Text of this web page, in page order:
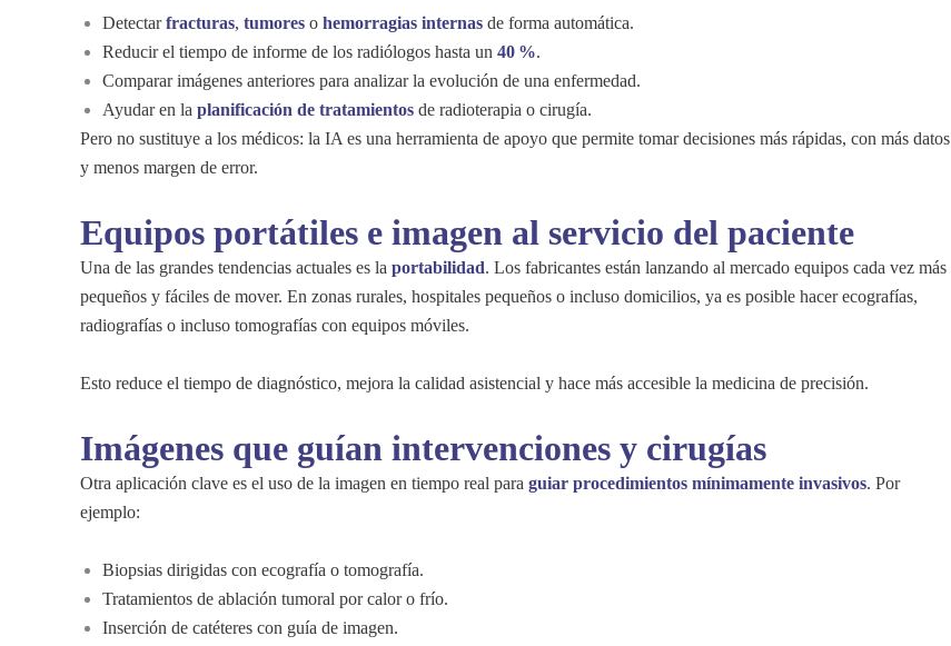
Detectarfracturas, tumores o hemorragias internas de forma automática.
Reducir el tiempo de informe de los radiólogos hasta un 40 %.
Comparar imágenes anteriores para analizar la evolución de una enfermedad.
Ayudar en la planificación de tratamientos de radioterapia o cirugía.
Pero no sustituye a los médicos: la IA es una herramienta de apoyo que permite tomar decisiones más rápidas, con más datos
y menos margen de error.
Equipos portátiles e imagen al servicio del paciente
Una de las grandes tendencias actuales es la portabilidad. Los fabricantes están lanzando al mercado equipos cada vez más
pequeños y fáciles de mover. En zonas rurales, hospitales pequeños o incluso domicilios, ya es posible hacer ecografías,
radiografías o incluso tomografías con equipos móviles.
Esto reduce el tiempo de diagnóstico, mejora la calidad asistencial y hace más accesible la medicina de precisión.
Imágenes que guían intervenciones y cirugías
Otra aplicación clave es el uso de la imagen en tiempo real para guiar procedimientos mínimamente invasivos. Por
ejemplo:
Biopsias dirigidas con ecografía o tomografía.
Tratamientos de ablación tumoral por calor o frío.
Inserción de catéteres con guía de imagen.